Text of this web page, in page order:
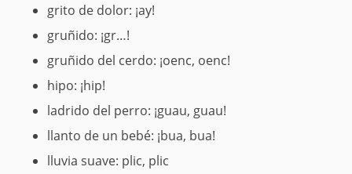
grito de dolor: ¡ay!
gruñido: ¡gr…!
gruñido del cerdo: ¡oenc, oenc!
hipo: ¡hip!
ladrido del perro: ¡guau, guau!
llanto de un bebé: ¡bua, bua!
lluvia suave: plic, plic